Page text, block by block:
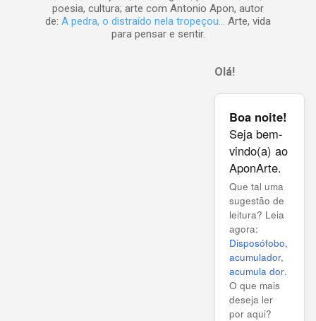
poesia, cultura; arte com Antonio Apon, autor
de: A pedra, o distraído nela tropeçou... Arte, vida
para pensar e sentir.
Olá!
Boa noite!
Seja bem-
vindo(a) ao
AponArte.
Que tal uma
sugestão de
leitura? Leia
agora:
Disposófobo,
acumulador,
acumula dor.
O que mais
deseja ler
por aqui?